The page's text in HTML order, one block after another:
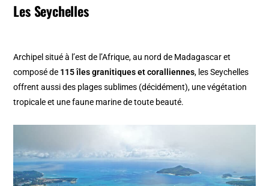
Les Seychelles
Archipel situé à l’est de l’Afrique, au nord de Madagascar et
composé de 115 îles granitiques et coralliennes, les Seychelles
offrent aussi des plages sublimes (décidément), une végétation
tropicale et une faune marine de toute beauté.